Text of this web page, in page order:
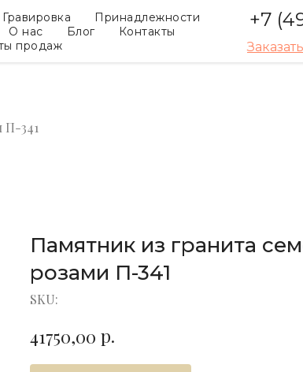
Гравировка
Принадлежности
О нас Блог
Контакты
продаж
+7
П-341
Памятник из гранита
розами П-341
SKU:
41750,00 р.